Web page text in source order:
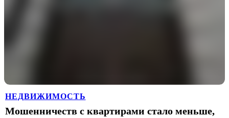
НЕДВИЖИМОСТЬ
Мошенничеств с квартирами стало меньше,